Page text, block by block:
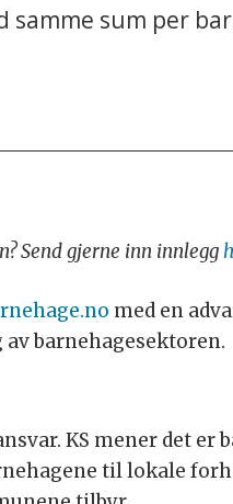
samme sum per
Send gjerne inn innlegg
med en
barnehagesektoren.
KS mener det er
til lokale